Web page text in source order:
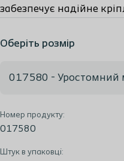
забезпечує надійне
Оберіть розмір
017580 - Уростомний
017580 - Уростомний мішок,
Номер продукту:
017580
Штук в упаковці: